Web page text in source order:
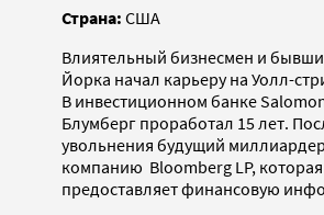
Страна: США
Влиятельный бизнесмен и
Йорка начал карьеру на Уолл-
В инвестиционном банке
Блумберг проработал 15 лет.
увольнения будущий
компанию Bloomberg LP, которая
предоставляет финансовую